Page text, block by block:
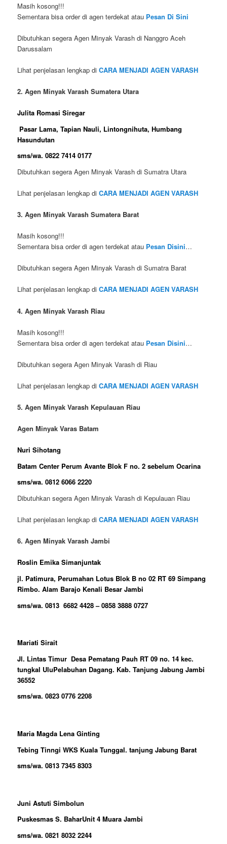
Masih kosong!!!
Sementara bisa order di agen terdekat atau Pesan Di Sini
Dibutuhkan segera Agen Minyak Varash di Nanggro Aceh
Darussalam
Lihat penjelasan lengkap diCARA MENJADI AGEN VARASH
2. Agen Minyak Varash Sumatera Utara
Julita Romasi Siregar
Pasar Lama, Tapian Nauli, Lintongnihuta, Humbang
Hasundutan
sms/wa. 0822 7414 0177
Dibutuhkan segera Agen Minyak Varash di Sumatra Utara
Lihat penjelasan lengkap diCARA MENJADI AGEN VARASH
3. Agen Minyak Varash Sumatera Barat
Masih kosong!!!
Sementara bisa order di agen terdekat atau Pesan Disini…
Dibutuhkan segera Agen Minyak Varash di Sumatra Barat
Lihat penjelasan lengkap diCARA MENJADI AGEN VARASH
4. Agen Minyak Varash Riau
Masih kosong!!!
Sementara bisa order di agen terdekat atau Pesan Disini…
Dibutuhkan segera Agen Minyak Varash di Riau
Lihat penjelasan lengkap diCARA MENJADI AGEN VARASH
5. Agen Minyak Varash Kepulauan Riau
Agen Minyak Varas Batam
Nuri Sihotang
Batam Center Perum Avante Blok F no. 2 sebelum Ocarina
sms/wa. 0812 6066 2220
Dibutuhkan segera Agen Minyak Varash di Kepulauan Riau
Lihat penjelasan lengkap diCARA MENJADI AGEN VARASH
6. Agen Minyak Varash Jambi
Roslin Emika Simanjuntak
jl. Patimura, Perumahan Lotus Blok B no 02 RT 69 Simpang
Rimbo. Alam Barajo Kenali Besar Jambi
sms/wa. 0813 6682 4428 – 0858 3888 0727
Mariati Sirait
Jl. Lintas Timur Desa Pematang Pauh RT 09 no. 14 kec.
tungkal UluPelabuhan Dagang. Kab. Tanjung Jabung Jambi
36552
sms/wa. 0823 0776 2208
Maria Magda Lena Ginting
Tebing Tinngi WKS Kuala Tunggal. tanjung Jabung Barat
sms/wa. 0813 7345 8303
Juni Astuti Simbolun
Puskesmas S. BaharUnit 4 Muara Jambi
sms/wa. 0821 8032 2244